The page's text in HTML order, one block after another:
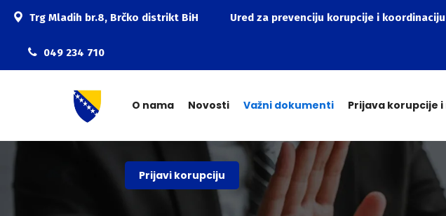
Trg Mladih br.8, Brčko distrikt BiH Ured za prevenciju korupcije i
049 234 710
O nama Novosti Važni dokumenti Prijava korupcije
Prijavi korupciju